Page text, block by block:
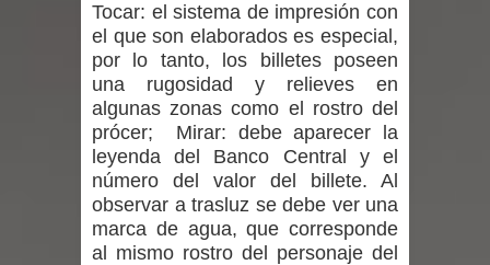
Alta positividad en influenza hace que
expertos reiteren llamado a
vacunarse
Mario Meza endurece críticas contra
ministra de Salud por dejar fuera a
Linares: “No dará la cara”
Tocar: el sistema de impresión con
el que son elaborados es especial,
por lo tanto, los billetes poseen
una rugosidad y relieves en
algunas zonas como el rostro del
prócer; Mirar: debe aparecer la
leyenda del Banco Central y el
número del valor del billete. Al
observar a trasluz se debe ver una
marca de agua, que corresponde
al mismo rostro del personaje del